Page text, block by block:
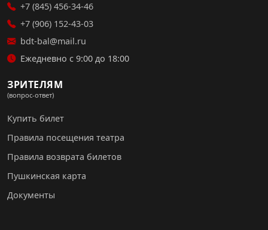
+7 (845) 456-34-46
+7 (906) 152-43-03
bdt-bal@mail.ru
Ежедневно с 9:00 до 18:00
ЗРИТЕЛЯМ
(вопрос-ответ)
Купить билет
Правила посещения театра
Правила возврата билетов
Пушкинская карта
Документы